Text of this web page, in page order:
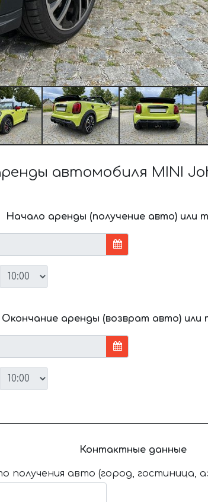
автомобиля MINI
Начало аренды (получение авто) или
Окончание аренды (возврат авто) или
Контактные данные
получения авто (город, гостиница,